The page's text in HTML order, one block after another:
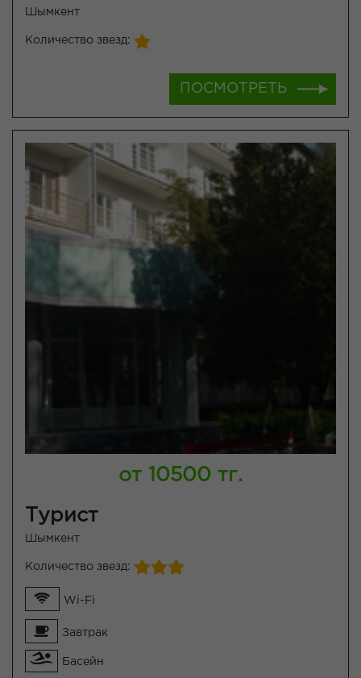
Шымкент
Количество звезд:
ПОСМОТРЕТЬ
от 10500 тг.
Турист
Шымкент
Количество звезд:
Wi-Fi
Завтрак
Басейн